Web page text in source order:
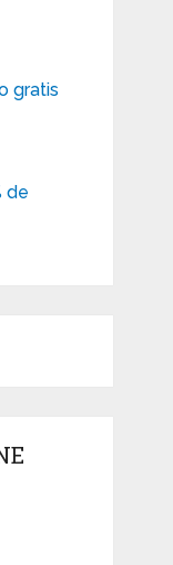
gratis
de